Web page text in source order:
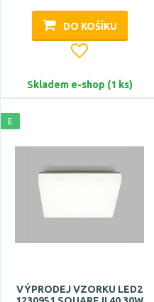
DO KOŠÍKU
Skladem e-shop (1 ks)
E
VÝPRODEJ VZORKU LED2